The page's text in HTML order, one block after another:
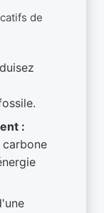
de
: